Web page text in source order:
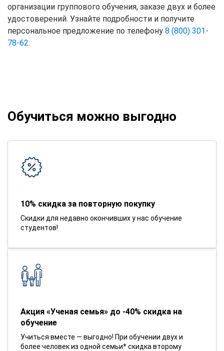
организации группового обучения, заказе двух и более
удостоверений. Узнайте подробности и получите
персональное предложение по телефону 8 (800) 301-
78-62.
Обучиться можно выгодно
10% скидка за повторную покупку
Скидки для недавно окончивших у нас обучение
студентов!
Акция «Ученая семья» до -40% скидка на
обучение
Учиться вместе — выгодно! При обучении двух и
более человек из одной семьи* скидка второму